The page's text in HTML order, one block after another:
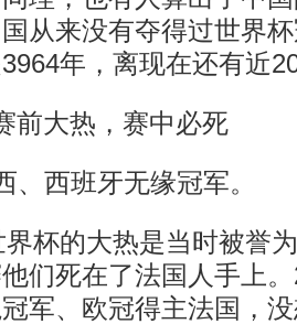
从来没有夺得过世界杯
年，离现在还有近
大热，赛中必死
西班牙无缘冠军。
的大热是当时被誉为
们死在了法国人手上
军、欧冠得主法国，